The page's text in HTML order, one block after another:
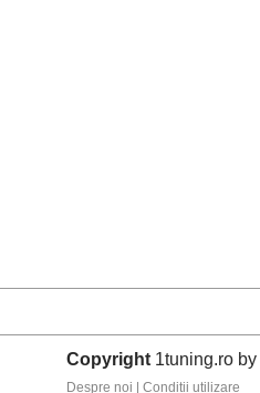
Copyright 1tuning.ro by
Despre noi
Conditii utilizare